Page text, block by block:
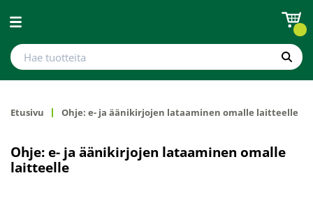
Avaa valikko
Hae tuotteita
Hae
Etusivu Ohje: e- ja äänikirjojen lataaminen omalle laitteelle
Ohje: e- ja äänikirjojen lataaminen omalle
laitteelle